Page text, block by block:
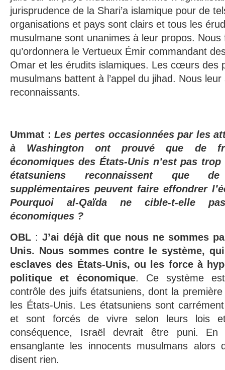
jurisprudence de la Shari’a islamique pour de
organisations et pays sont clairs et tous les
musulmane sont unanimes à leur propos.
qu’ordonnera le Vertueux Émir commandant
Omar et les érudits islamiques. Les cœurs des
musulmans battent à l’appel du jihad. Nous
reconnaissants.
Ummat :Les pertes occasionnées par les
à Washington ont prouvé que de
économiques des États-Unis n’est pas
étatsuniens reconnaissent que
supplémentaires peuvent faire effondrer
Pourquoi al-Qaïda ne cible-t-elle
économiques ?
OBL : J’ai déjà dit que nous ne sommes
Unis. Nous sommes contre le système,
esclaves des États-Unis, ou les force à
politique et économique. Ce système
contrôle des juifs étatsuniens, dont la
les États-Unis. Les étatsuniens sont
et sont forcés de vivre selon leurs lois
conséquence, Israël devrait être puni.
ensanglante les innocents musulmans alors
disent rien.